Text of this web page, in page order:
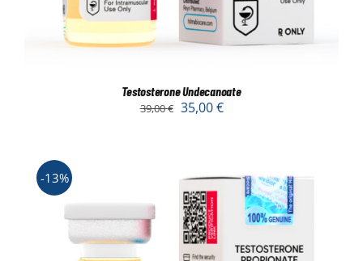
Testosterone Undecanoate
39,00€ 35,00€
-13%